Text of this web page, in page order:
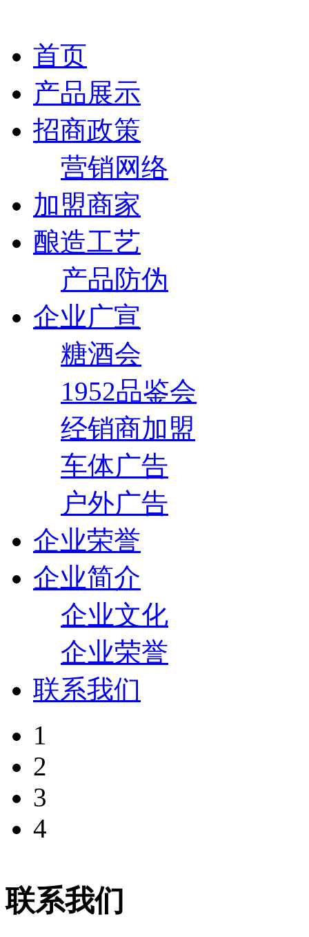
首页
产品展示
招商政策
营销网络
加盟商家
酿造工艺
产品防伪
企业广宣
糖酒会
1952品鉴会
经销商加盟
车体广告
户外广告
企业荣誉
企业简介
企业文化
企业荣誉
联系我们
1
2
3
4
联系我们